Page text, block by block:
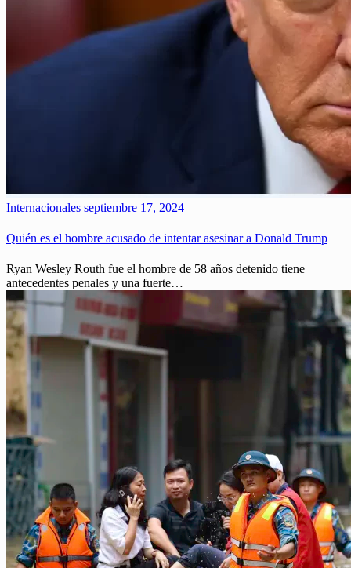
Internacionales septiembre 17, 2024
Quién es el hombre acusado de intentar asesinar a Donald Trump
Ryan Wesley Routh fue el hombre de 58 años detenido tiene
antecedentes penales y una fuerte…